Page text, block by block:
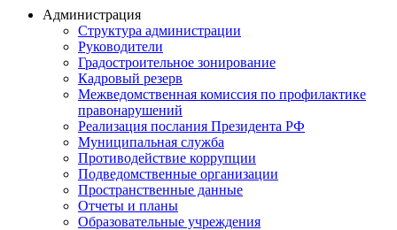
Администрация
Структура администрации
Руководители
Градостроительное зонирование
Кадровый резерв
Межведомственная комиссия по профилактике
правонарушений
Реализация послания Президента РФ
Муниципальная служба
Противодействие коррупции
Подведомственные организации
Пространственные данные
Отчеты и планы
Образовательные учреждения